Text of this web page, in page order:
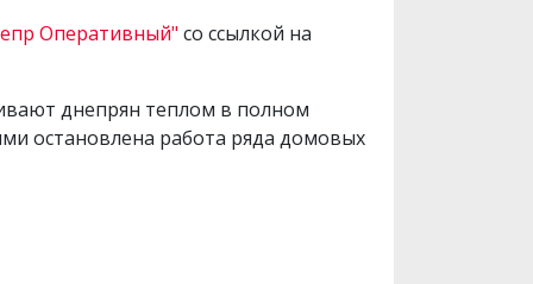
Оперативный" со ссылкой на
днепрян теплом в полном
остановлена работа ряда домовых